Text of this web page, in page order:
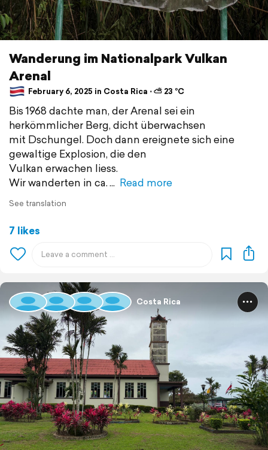
Wanderung im Nationalpark Vulkan
Arenal
February 6, 2025 in Costa Rica ⋅ ⛅ 23 °C
Bis 1968 dachte man, der Arenal sei ein
herkömmlicher Berg, dicht überwachsen
mit Dschungel. Doch dann ereignete sich eine
gewaltige Explosion, die den
Vulkan erwachen liess.
Wir wanderten in ca.
Read more
See translation
7 likes
Costa Rica